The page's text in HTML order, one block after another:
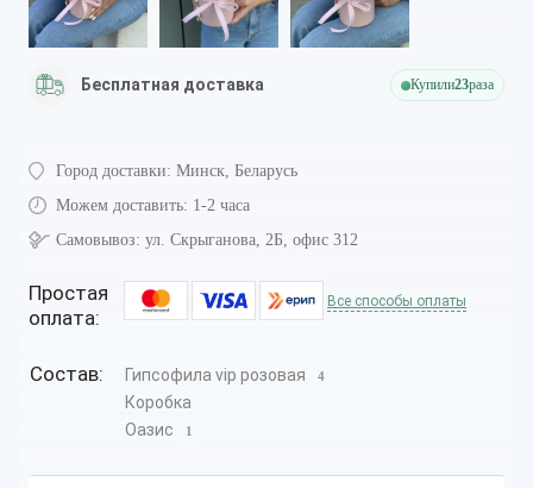
Бесплатная доставка Купили23раза
Город доставки: Минск, Беларусь
Можем доставить: 1-2 часа
Самовывоз: ул. Скрыганова, 2Б, офис 312
Простая
оплата:
Все способы оплаты
Состав: Гипсофила vip розовая 4
Коробка
Оазис
1